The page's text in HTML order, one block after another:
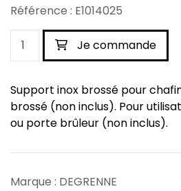
Référence : E1014025
Je commande
Support inox brossé pour
brossé (non inclus). Pour
ou porte brûleur (non inclus).
Marque : DEGRENNE